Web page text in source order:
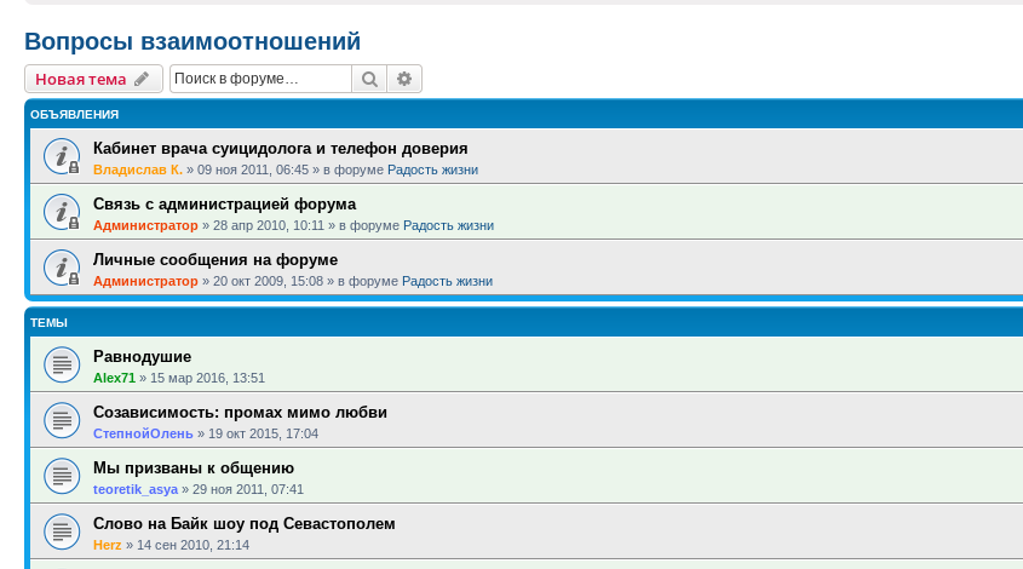
Вопросы взаимоотношений
Новая тема Поиск
ОБЪЯВЛЕНИЯ
Кабинет врача суицидолога и телефон доверия
Владислав К. » 09 ноя 2011, 06:45 » в форуме Радость жизни
Связь с администрацией форума
Администратор » 28 апр 2010, 10:11 » в форуме Радость жизни
Личные сообщения на форуме
Администратор » 20 окт 2009, 15:08 » в форуме Радость жизни
ТЕМЫ
Равнодушие
Alex71 » 15 мар 2016, 13:51
Созависимость: промах мимо любви
СтепнойОлень » 19 окт 2015, 17:04
Мы призваны к общению
teoretik_asya » 29 ноя 2011, 07:41
Слово на Байк шоу под Севастополем
Herz » 14 сен 2010, 21:14